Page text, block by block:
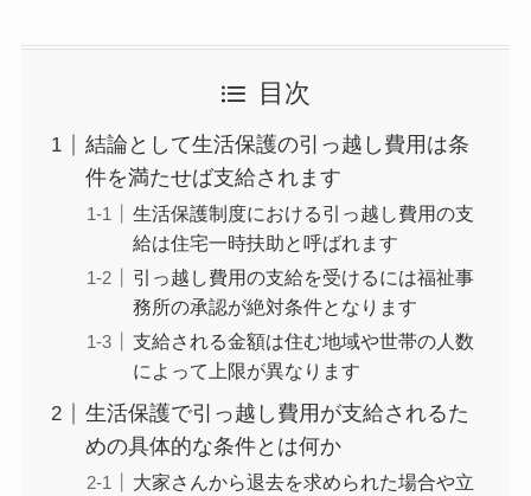
目次
結論として生活保護の引っ越し費用は条
件を満たせば支給されます
生活保護制度における引っ越し費用の支
給は住宅一時扶助と呼ばれます
引っ越し費用の支給を受けるには福祉事
務所の承認が絶対条件となります
支給される金額は住む地域や世帯の人数
によって上限が異なります
生活保護で引っ越し費用が支給されるた
めの具体的な条件とは何か
大家さんから退去を求められた場合や立